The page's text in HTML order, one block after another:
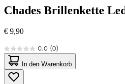
Chades Brillenkette
€ 9,90
0.0 (0)
0.0
von
5
Sternen.
In den Warenkorb